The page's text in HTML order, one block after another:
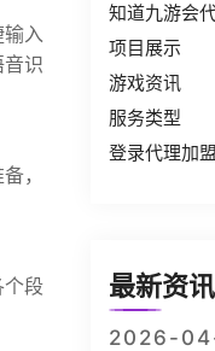
入
识
，
个段
知道九游会
项目展示
游戏资讯
服务类型
登录代理加盟
最新资讯
2026-